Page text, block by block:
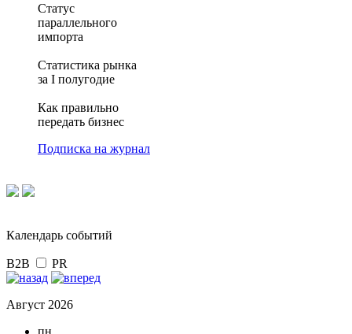
Статус
параллельного
импорта
Статистика рынка
за I полугодие
Как правильно
передать бизнес
Подписка на журнал
Календарь событий
B2B PR
Август 2026
пн